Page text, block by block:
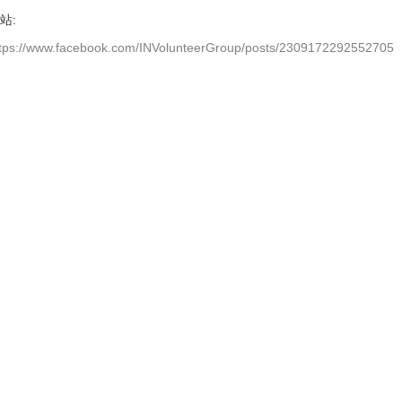
:
www.facebook.com/INVolunteerGroup/posts/2309172292552705